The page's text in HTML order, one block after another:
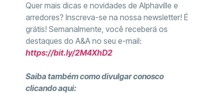
Quer mais dicas e novidades de Alphaville e
arredores? Inscreva-se na nossa newsletter! É
grátis! Semanalmente, você receberá os
destaques do A&A no seu e-mail:
https://bit.ly/2M4XhD2
Saiba também como divulgar conosco
clicando aqui: